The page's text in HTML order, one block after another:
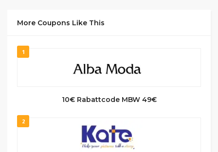
More Coupons Like This
1
10€ Rabattcode MBW 49€
2